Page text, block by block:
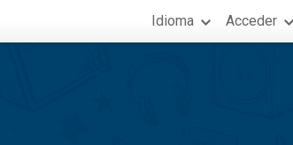
Idioma Acceder